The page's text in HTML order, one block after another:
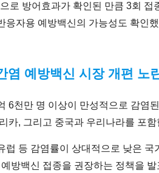
로 방어효과가 확인된 만큼 3회
응자용 예방백신의 가능성도 확인
염 예방백신 시장 개편 노
6천만 명 이상이 만성적으로 감염
카, 그리고 중국과 우리나라를 포
럽 등 감염률이 상대적으로 낮은
방백신 접종을 권장하는 정책을